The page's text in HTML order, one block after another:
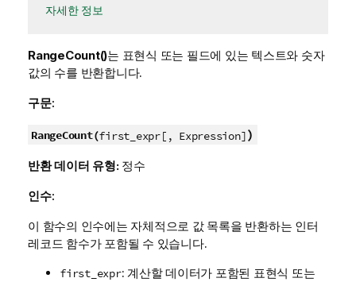
자세한 정보
RangeCount()는 표현식 또는 필드에 있는 텍스트와 숫자
값의 수를 반환합니다.
구문:
RangeCount(first_expr[, Expression])
반환 데이터 유형: 정수
인수:
이 함수의 인수에는 자체적으로 값 목록을 반환하는 인터
레코드 함수가 포함될 수 있습니다.
first_expr: 계산할 데이터가 포함된 표현식 또는